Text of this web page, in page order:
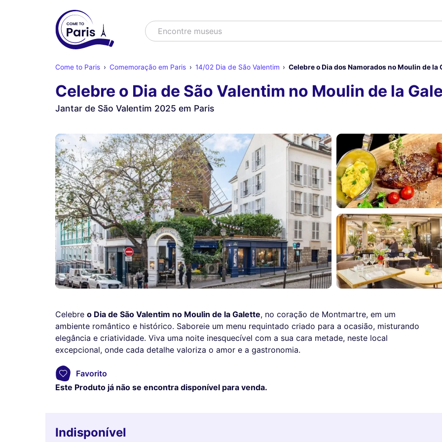
BuscarEncontre museus
Come to Paris Comemoração em Paris 14/02 Dia de São Valentim Celebre o Dia dos Namorados no Moulin de la
Celebre o Dia de São Valentim no Moulin de la
Jantar de São Valentim 2025 em Paris
Celebre o Dia de São Valentim no Moulin de la Galette, no coração de Montmartre, em um
ambiente romântico e histórico. Saboreie um menu requintado criado para a ocasião, misturando
elegância e criatividade. Viva uma noite inesquecível com a sua cara metade, neste local
excepcional, onde cada detalhe valoriza o amor e a gastronomia.
Favorito
Este Produto já não se encontra disponível para venda.
Indisponível